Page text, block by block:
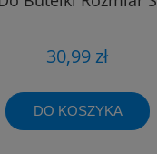
30,99 zł
DO KOSZYKA